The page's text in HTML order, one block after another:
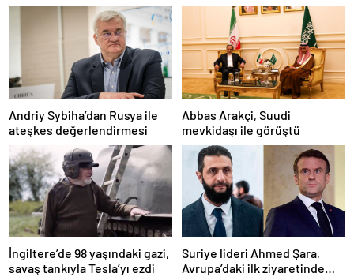
Andriy Sybiha’dan Rusya ile
ateşkes değerlendirmesi
Abbas Arakçi, Suudi
mevkidaşı ile görüştü
İngiltere’de 98 yaşındaki gazi,
savaş tankıyla Tesla’yı ezdi
Suriye lideri Ahmed Şara,
Avrupa’daki ilk ziyaretinde